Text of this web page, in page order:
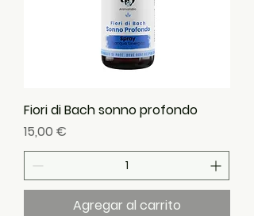
Fiori di Bach sonno profondo
Precio
15,00 €
Agregar al carrito